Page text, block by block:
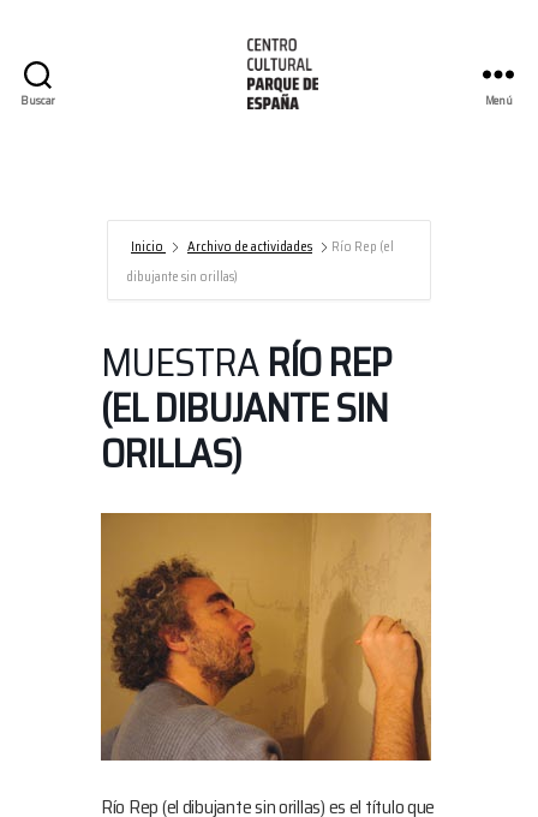
Buscar
España/AECID
Menú
Inicio Archivo de actividades
Río Rep (el
dibujante sin orillas)
MUESTRARÍO REP
(EL DIBUJANTE SIN
ORILLAS)
Río Rep (el dibujante sin orillas) es el título que